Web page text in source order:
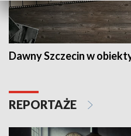
Dawny Szczecin w
REPORTAŻE